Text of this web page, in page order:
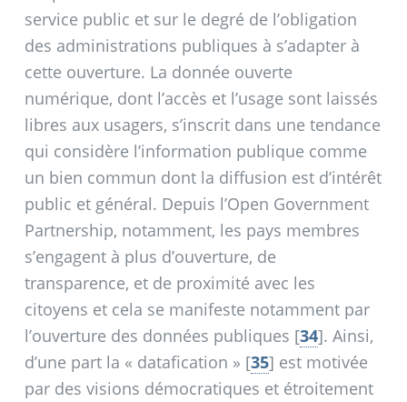
service public et sur le degré de l’obligation
des administrations publiques à s’adapter à
cette ouverture. La donnée ouverte
numérique, dont l’accès et l’usage sont laissés
libres aux usagers, s’inscrit dans une tendance
qui considère l’information publique comme
un bien commun dont la diffusion est d’intérêt
public et général. Depuis l’Open Government
Partnership, notamment, les pays membres
s’engagent à plus d’ouverture, de
transparence, et de proximité avec les
citoyens et cela se manifeste notamment par
l’ouverture des données publiques [34]. Ainsi,
d’une part la « datafication » [35] est motivée
par des visions démocratiques et étroitement